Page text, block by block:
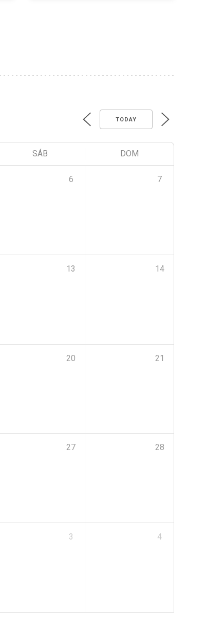
TODAY
SÁB DOM
6 7
13 14
20 21
27 28
3 4